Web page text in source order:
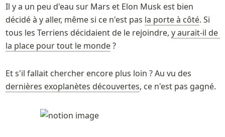
Il y a un peu d'eau sur Mars et Elon Musk est bien
décidé à y aller, même si ce n'est pas la porte à côté. Si
tous les Terriens décidaient de le rejoindre, y aurait-il de
la place pour tout le monde ?
dernières exoplanètes découvertes, ce n'est pas gagné.